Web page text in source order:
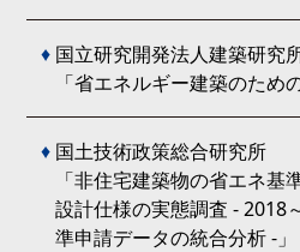
♦ 国立研究開発法人建築研究
「省エネルギー建築のため
♦ 国土技術政策総合研究所
「非住宅建築物の省エネ基
設計仕様の実態調査 - 2018
準申請データの統合分析 -」